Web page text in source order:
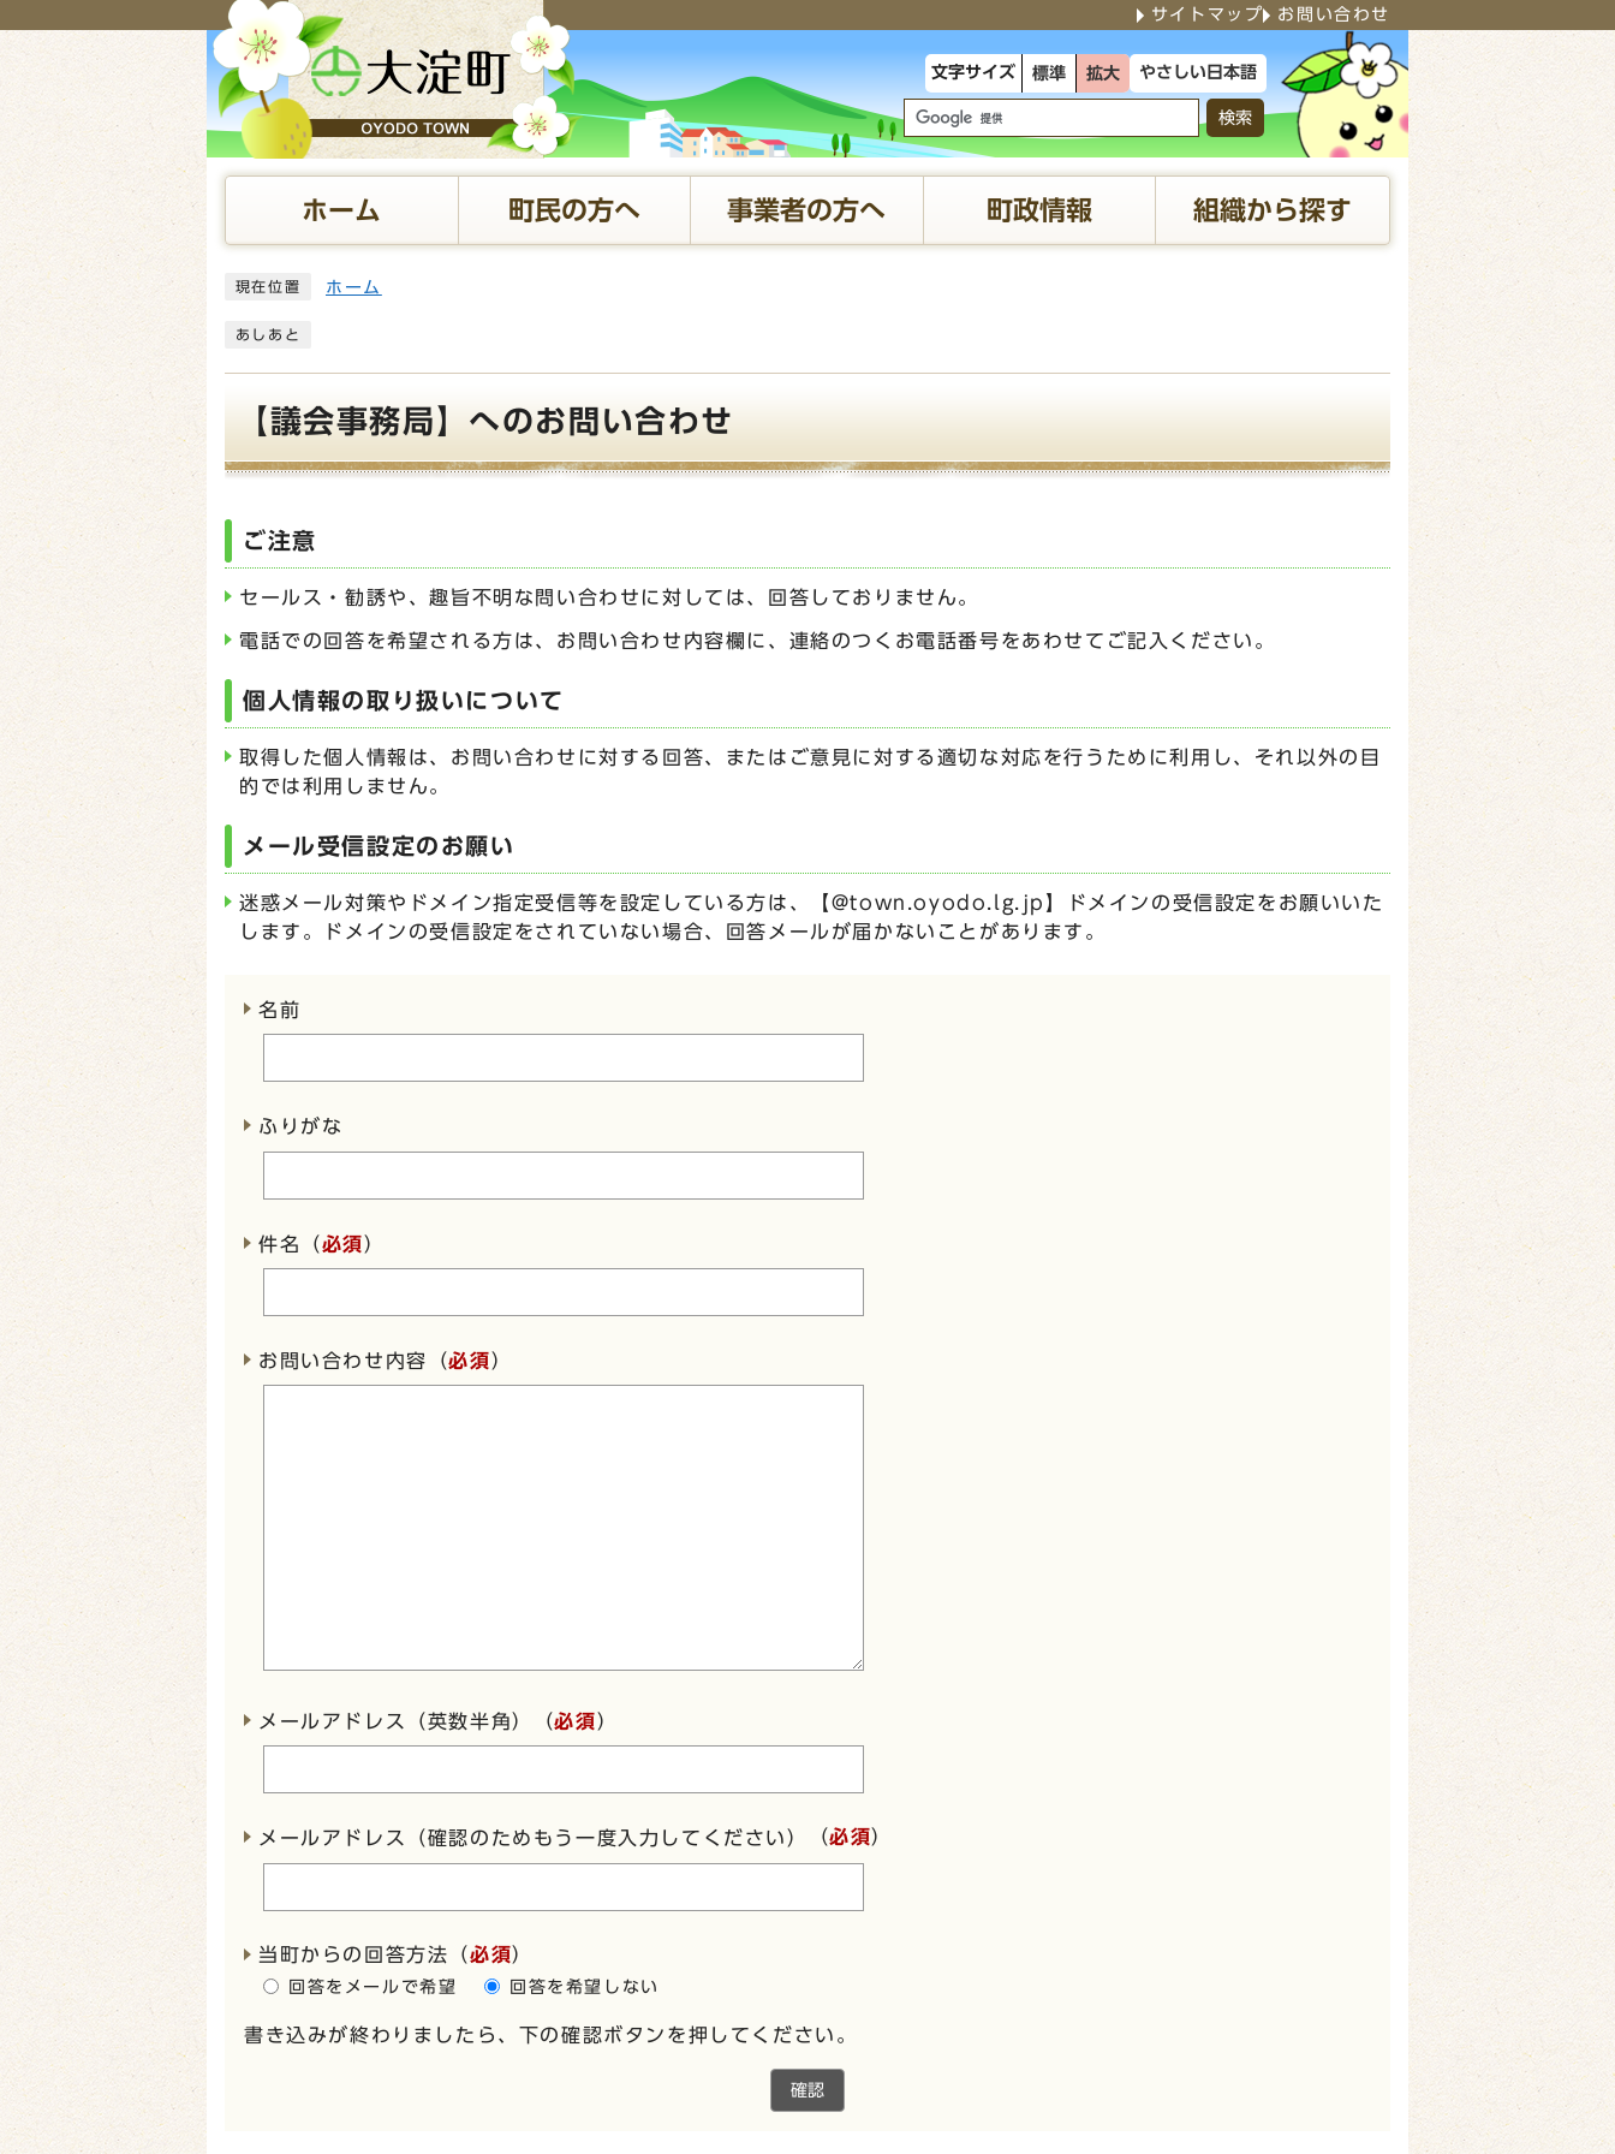
サイトマップ お問い合わせ
文字サイズ 標準 拡大 やさしい日本語
検索
ホーム 町民の方へ 事業者の方へ 町政情報 組織から探す
ここから本文です 現在位置 ホーム
あしあと
【議会事務局】へのお問い合わせ
ご注意
セールス・勧誘や、趣旨不明な問い合わせに対しては、回答しておりません。
電話での回答を希望される方は、お問い合わせ内容欄に、連絡のつくお電話番号をあわせてご記入ください。
個人情報の取り扱いについて
取得した個人情報は、お問い合わせに対する回答、またはご意見に対する適切な対応を行うために利用し、それ以外の目
的では利用しません。
メール受信設定のお願い
迷惑メール対策やドメイン指定受信等を設定している方は、【@town.oyodo.lg.jp】ドメインの受信設定をお願いいた
します。ドメインの受信設定をされていない場合、回答メールが届かないことがあります。
名前
ふりがな
件名（必須）
お問い合わせ内容（必須）
メールアドレス（英数半角）（必須）
メールアドレス（確認のためもう一度入力してください） （必須）
当町からの回答方法 （必須）
回答をメールで希望 回答を希望しない
書き込みが終わりましたら、下の確認ボタンを押してください。
確認